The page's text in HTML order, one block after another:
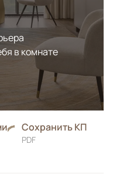
в комнате
Сохранить КП
PDF